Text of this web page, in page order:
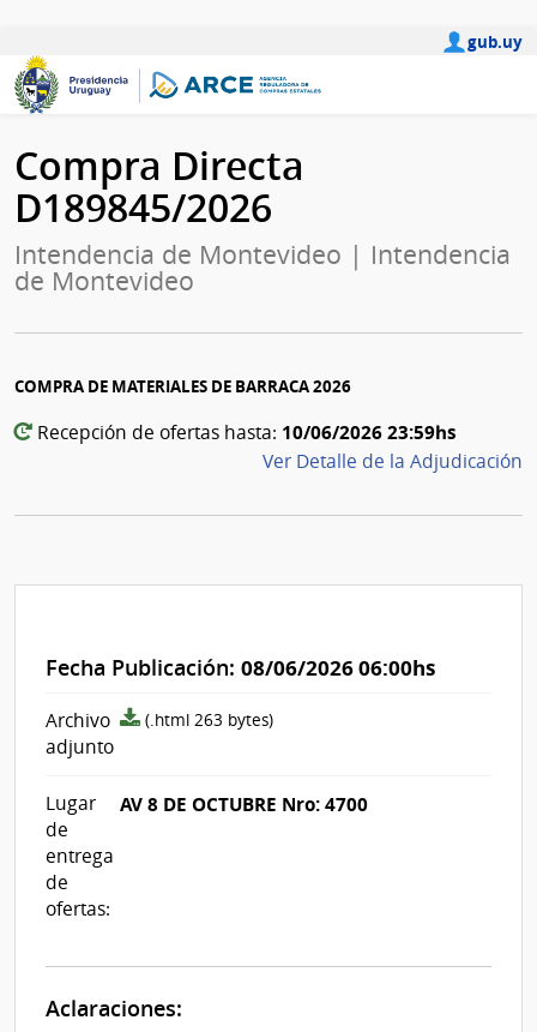
gub.uy
Compra Directa
D189845/2026
Intendencia de Montevideo | Intendencia
de Montevideo
COMPRA DE MATERIALES DE BARRACA 2026
Recepción de ofertas hasta: 10/06/2026 23:59hs
Ver Detalle de la Adjudicación
Fecha Publicación: 08/06/2026 06:00hs
Archivo
adjunto
archivo
(.html 263 bytes)
Lugar
de
entrega
de
ofertas:
AV 8 DE OCTUBRE Nro: 4700
Aclaraciones: